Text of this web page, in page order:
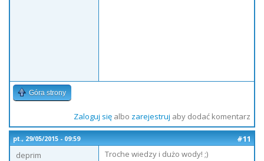
Góra strony
Zaloguj sięalbo zarejestruj aby dodać komentarz
pt., 29/05/2015 - 09:59
#11
deprim
Troche wiedzy i dużo wody! ;)